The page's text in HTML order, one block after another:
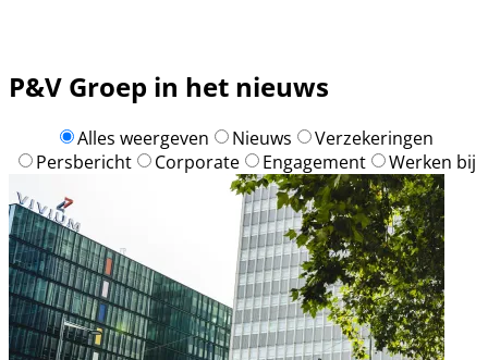
P&V Groep in het nieuws
Alles weergeven Nieuws
Verzekeringen
Persbericht
Corporate Engagement Werken bij